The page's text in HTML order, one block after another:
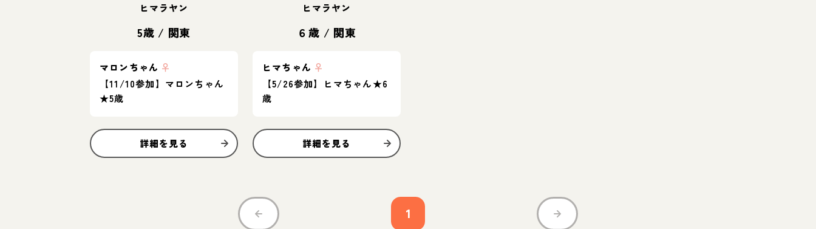
ヒマラヤン
5歳 / 関東
マロンちゃん ♀
【11/10参加】マロンちゃん
★5歳
詳細を見る
ヒマラヤン
６歳 / 関東
ヒマちゃん ♀
【5/26参加】ヒマちゃん★6
歳
詳細を見る
1